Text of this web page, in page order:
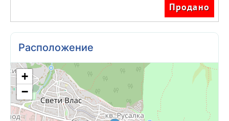
Продано
Расположение
+
−